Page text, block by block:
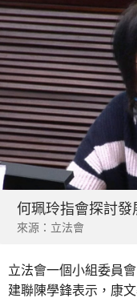
何珮玲指會探討
來源：立法會
立法會一個小組委員
建聯陳學鋒表示，康